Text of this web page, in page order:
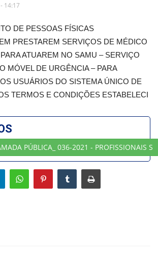
14:17
DE PESSOAS FÍSICAS
PRESTAREM SERVIÇOS DE MÉDICO
ATUAREM NO SAMU – SERVIÇO
MÓVEL DE URGÊNCIA – PARA
USUÁRIOS DO SISTEMA ÚNICO DE
TERMOS E CONDIÇÕES ESTABELECI
PÚBLICA_ 036-2021 - PROFISSIONAIS S